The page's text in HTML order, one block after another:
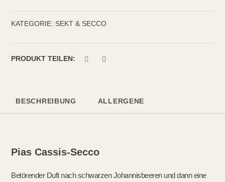
KATEGORIE: SEKT & SECCO
PRODUKT TEILEN:
BESCHREIBUNG ALLERGENE
Pias Cassis-Secco
Betörender Duft nach schwarzen Johannisbeeren und dann eine